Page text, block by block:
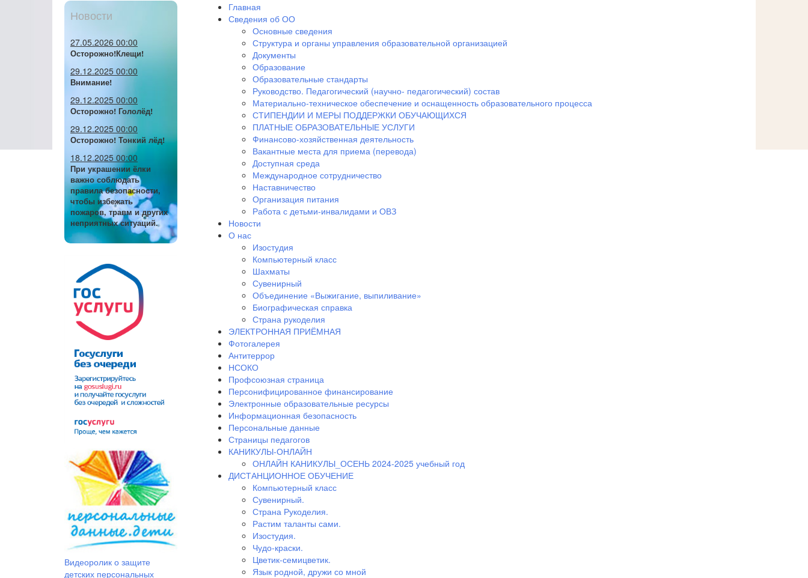
Новости
27.05.2026 00:00
Осторожно!Клещи!
29.12.2025 00:00
Внимание!
29.12.2025 00:00
Осторожно! Гололёд!
29.12.2025 00:00
Осторожно! Тонкий лёд!
18.12.2025 00:00
При украшении ёлки
важно соблюдать
правила безопасности,
чтобы избежать
пожаров, травм и других
неприятных ситуаций.
Видеоролик о защите
детских персональных
Главная
Сведения об ОО
Основные сведения
Структура и органы управления образовательной организацией
Документы
Образование
Образовательные стандарты
Руководство. Педагогический (научно- педагогический) состав
Материально-техническое обеспечение и оснащенность образовательного процесса
СТИПЕНДИИ И МЕРЫ ПОДДЕРЖКИ ОБУЧАЮЩИХСЯ
ПЛАТНЫЕ ОБРАЗОВАТЕЛЬНЫЕ УСЛУГИ
Финансово-хозяйственная деятельность
Вакантные места для приема (перевода)
Доступная среда
Международное сотрудничество
Наставничество
Организация питания
Работа с детьми-инвалидами и ОВЗ
Новости
О нас
Изостудия
Компьютерный класс
Шахматы
Сувенирный
Объединение «Выжигание, выпиливание»
Биографическая справка
Страна рукоделия
ЭЛЕКТРОННАЯ ПРИЁМНАЯ
Фотогалерея
Антитеррор
НСОКО
Профсоюзная страница
Персонифицированное финансирование
Электронные образовательные ресурсы
Информационная безопасность
Персональные данные
Страницы педагогов
КАНИКУЛЫ-ОНЛАЙН
ОНЛАЙН КАНИКУЛЫ_ОСЕНЬ 2024-2025 учебный год
ДИСТАНЦИОННОЕ ОБУЧЕНИЕ
Компьютерный класс
Сувенирный.
Страна Рукоделия.
Растим таланты сами.
Изостудия.
Чудо-краски.
Цветик-семицветик.
Язык родной, дружи со мной